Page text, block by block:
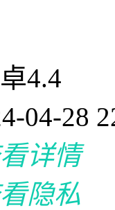
4.4
04-28
详情
隐私